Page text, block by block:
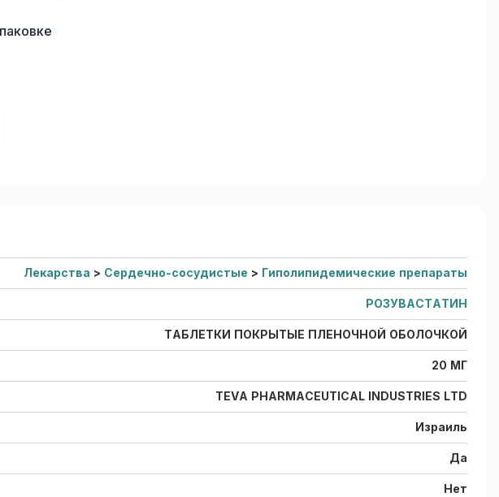
Лекарства > Сердечно-сосудистые > Гиполипидемические препараты
РОЗУВАСТАТИН
ТАБЛЕТКИ ПОКРЫТЫЕ ПЛЕНОЧНОЙ ОБОЛОЧКОЙ
20 МГ
TEVA PHARMACEUTICAL INDUSTRIES LTD
Израиль
Да
Нет